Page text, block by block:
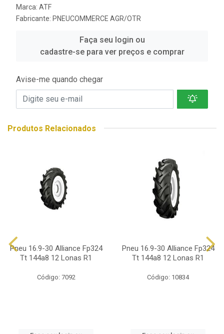
Marca: ATF
Fabricante: PNEUCOMMERCE AGR/OTR
Faça seu login ou
cadastre-se para ver preços e comprar
Avise-me quando chegar
Produtos Relacionados
Pneu 16.9-30 Alliance Fp324
Tt 144a8 12 Lonas R1
Código: 7092
Pneu 16.9-30 Alliance Fp324
Tt 144a8 12 Lonas R1
Código: 10834